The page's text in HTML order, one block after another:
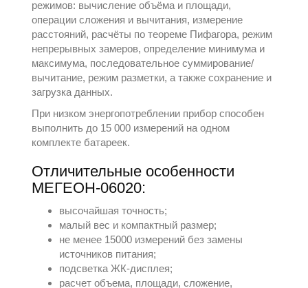
режимов: вычисление объёма и площади,
операции сложения и вычитания, измерение
расстояний, расчёты по теореме Пифагора, режим
непрерывных замеров, определение минимума и
максимума, последовательное суммирование/
вычитание, режим разметки, а также сохранение и
загрузка данных.
При низком энергопотреблении прибор способен
выполнить до 15 000 измерений на одном
комплекте батареек.
Отличительные особенности
МЕГЕОН-06020:
высочайшая точность;
малый вес и компактный размер;
не менее 15000 измерений без замены
источников питания;
подсветка ЖК-дисплея;
расчет объема, площади, сложение,